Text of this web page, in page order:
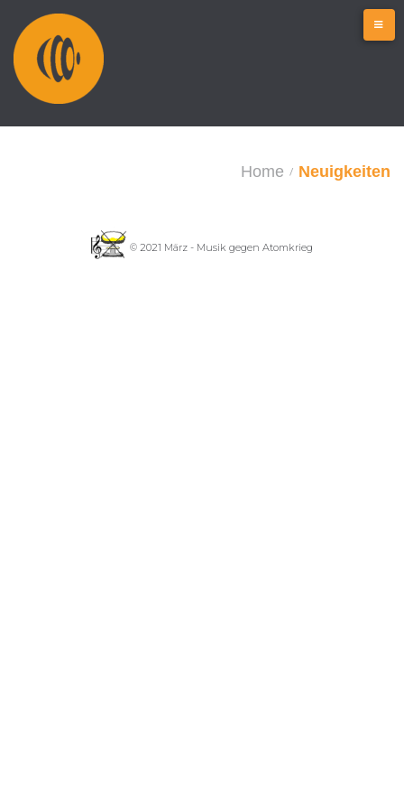
Home / Neuigkeiten
© 2021 März - Musik gegen Atomkrieg